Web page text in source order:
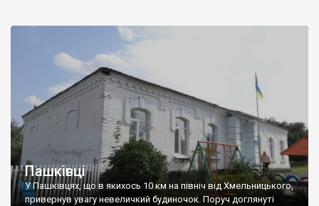
Пашківці
У Пашківцях, що в якихось 10 км на північ від Хмельницького,
привернув увагу невеличкий будиночок. Поруч доглянуті